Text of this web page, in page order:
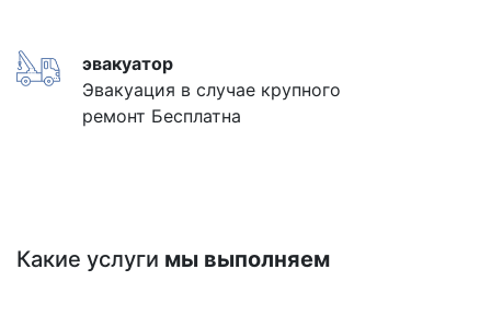
эвакуатор
Эвакуация в случае крупного
ремонт Бесплатна
Какие услуги мы выполняем